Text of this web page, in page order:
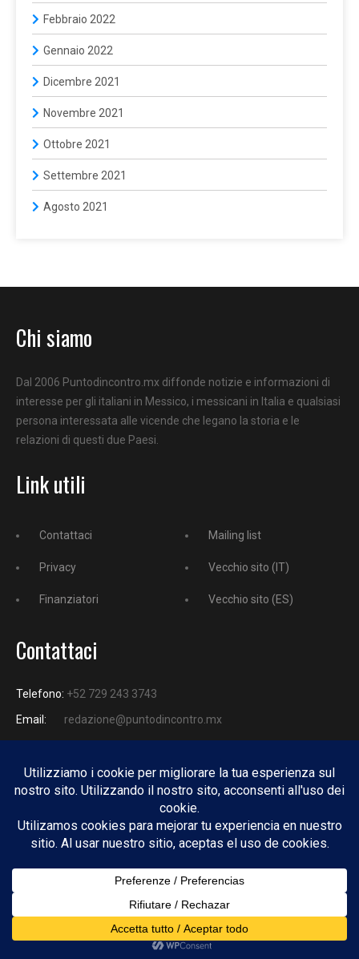
Febbraio 2022
Gennaio 2022
Dicembre 2021
Novembre 2021
Ottobre 2021
Settembre 2021
Agosto 2021
Chi siamo
Dal 2006 Puntodincontro.mx diffonde notizie e informazioni di
interesse per gli italiani in Messico, i messicani in Italia e qualsiasi
persona interessata alle vicende che legano la storia e le
relazioni di questi due Paesi.
Link utili
Contattaci
Privacy
Finanziatori
Mailing list
Vecchio sito (IT)
Vecchio sito (ES)
Contattaci
Telefono: +52 729 243 3743
Email:
redazione@puntodincontro.mx
PUNTODINCONTRO
Copyright © 2025 Puntodincontro
Design by DisegnoW